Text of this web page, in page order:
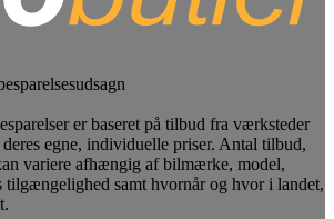
er baseret på tilbud fra værksteder
egne, individuelle priser. Antal tilbud,
variere afhængig af bilmærke, model,
tilgængelighed samt hvornår og hvor i landet,